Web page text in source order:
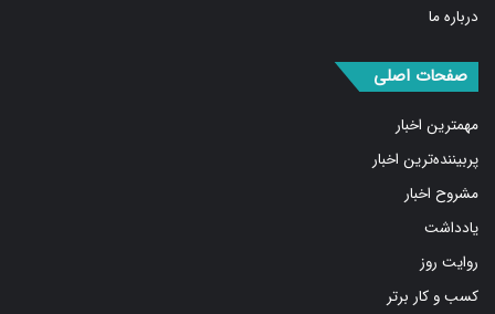
فرهنگ و هنر
مهمترین اخبار
پربیننده‌ترین اخبار
مشروح اخبار
یادداشت
روایت روز